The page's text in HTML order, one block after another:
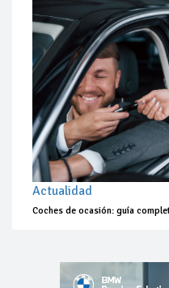
Actualidad
Coches de ocasión: guía